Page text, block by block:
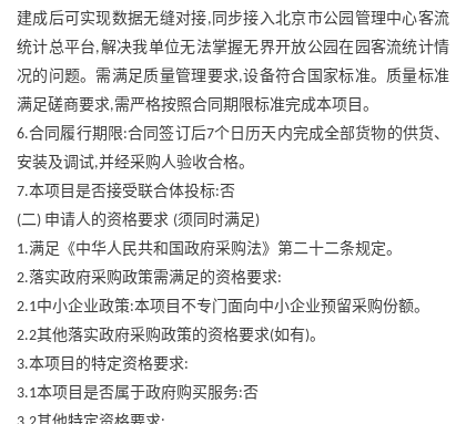
建成后可实现数据无缝对接, 同步接入北京市公园管理中心客流
统计总平台,解决我单位无法掌握无界开放公园在园客流统计情
况的问题。需满足质量管理要求,设备符合国家标准。质量标准
满足磋商要求,需严格按照合同期限标准完成本项目。
6.合同履行期限:合同签订后7个日历天内完成全部货物的供货、
安装及调试,并经采购人验收合格。
7.本项目是否接受联合体投标:否
(二) 申请人的资格要求 (须同时满足)
1.满足《中华人民共和国政府采购法》第二十二条规定。
2.落实政府采购政策需满足的资格要求:
2.1中小企业政策:本项目不专门面向中小企业预留采购份额。
2.2其他落实政府采购政策的资格要求(如有)。
3.本项目的特定资格要求:
3.1本项目是否属于政府购买服务:否